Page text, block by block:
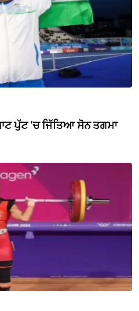
ਪੁੱਟ ’ਚ ਜਿੱਤਿਆ ਸੋਨ ਤਗਮਾ